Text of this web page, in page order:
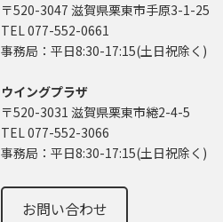
〒520-3047 滋賀県栗東市手原3-1-25
TEL 077-552-0661
事務局：平日8:30-17:15(土日祝除く)
ウイングプラザ
〒520-3031 滋賀県栗東市綣2-4-5
TEL 077-552-3066
事務局：平日8:30-17:15(土日祝除く)
お問い合わせ